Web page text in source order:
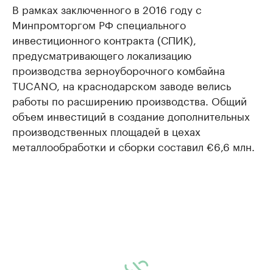
В рамках заключенного в 2016 году с
Минпромторгом РФ специального
инвестиционного контракта (СПИК),
предусматривающего локализацию
производства зерноуборочного комбайна
TUCANO, на краснодарском заводе велись
работы по расширению производства. Общий
объем инвестиций в создание дополнительных
производственных площадей в цехах
металлообработки и сборки составил €6,6 млн.